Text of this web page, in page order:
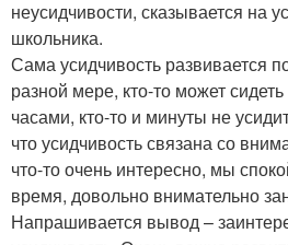
неусидчивости, сказывается на
школьника.
Сама усидчивость развивается
разной мере, кто-то может
часами, кто-то и минуты не
что усидчивость связана со
что-то очень интересно, мы
время, довольно внимательно
Напрашивается вывод –